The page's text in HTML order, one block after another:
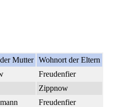
Mutter Wohnort der Eltern
Freudenfier
Zippnow
Freudenfier